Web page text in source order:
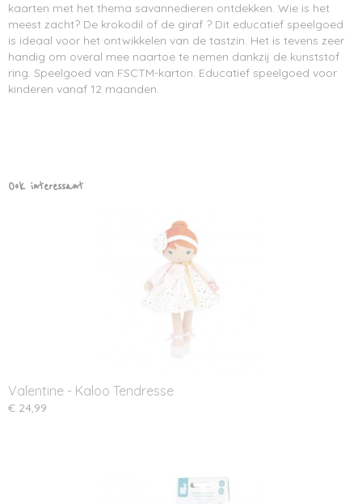
kaarten met het thema savannedieren ontdekken. Wie is het
meest zacht? De krokodil of de giraf ? Dit educatief speelgoed
is ideaal voor het ontwikkelen van de tastzin. Het is tevens zeer
handig om overal mee naartoe te nemen dankzij de kunststof
ring. Speelgoed van FSCTM-karton. Educatief speelgoed voor
kinderen vanaf 12 maanden.
Ook interessant
Valentine - Kaloo Tendresse
€ 24,99